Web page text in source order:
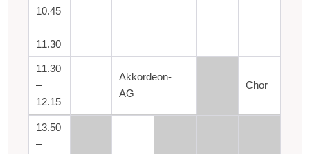
10.45
–
11.30
11.30
–
12.15
Akkordeon-
AG
Chor
13.50
–